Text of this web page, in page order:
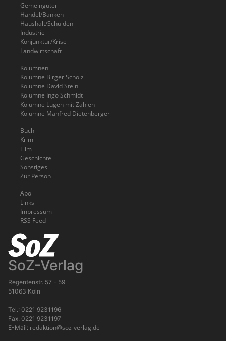
Gemeingüter
Handel/Banken
Haushalt/Schulden
Industrie
Konjunktur/Krise
Landwirtschaft
Kolumnen
Kolumne Birger Scholz
Kolumne David Stein
Kolumne Ingo Schmidt
Kolumne Lügen mit Zahlen
Kolumne Manfred Dietenberger
Buch
Krimi
Film
Geschichte
Sonstiges
Zur Person
Abo
Links
Impressum
RSS Feed
SoZ-Verlag
Regentenstr. 57 - 59
51063 Köln
Tel.: 0221 9231196
Fax: 0221 9231197
E-Mail: redaktion@soz-verlag.de